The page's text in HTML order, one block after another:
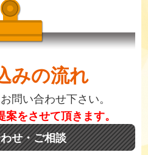
みの流れ
問い合わせ下さい。
案をさせて頂きます。
せ・ご相談